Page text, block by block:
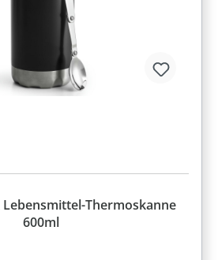
Thermoskanne
600ml